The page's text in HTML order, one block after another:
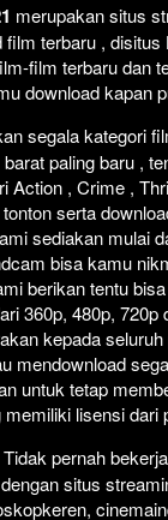
merupakan situs
film terbaru ,
film terbaru dan
download kapan
segala kategori
paling baru ,
Action , Crime ,
serta
sediakan mulai
bisa kamu
berikan tentu
360p, 480p, 720p
kepada
mendownload
untuk tetap
lisensi dari
Tidak pernah
situs